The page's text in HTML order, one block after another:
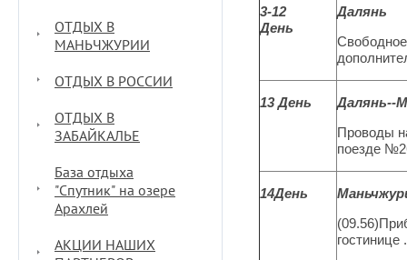
ОТДЫХ В
МАНЬЧЖУРИИ
ОТДЫХ В РОССИИ
ОТДЫХ В
ЗАБАЙКАЛЬЕ
База отдыха
"Спутник" на озере
Арахлей
АКЦИИ НАШИХ
3-12
День
Далянь
13 День
Далянь--
Проводы
поезде
14День